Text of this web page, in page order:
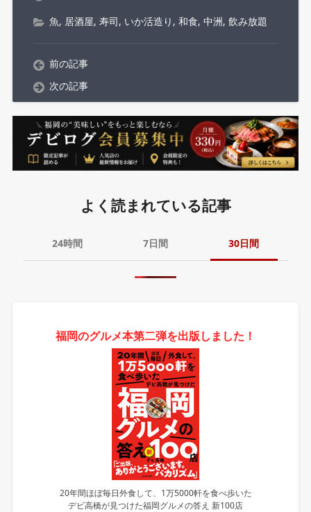
魚, 居酒屋, 寿司, いか活造り , 和食, 中洲, 飲み放題
前の記事
次の記事
よく読まれている記事
24時間 7日間 30日間
福岡のグルメ本第二弾を出版しました！
20年間ほぼ毎日外食して、1万5000軒を食べ歩いた
デビ高橋が見つけた福岡グルメの答え 新100店